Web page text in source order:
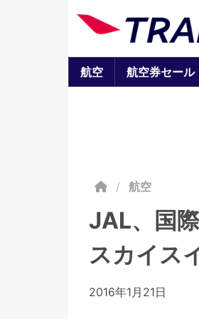
航空 航空券セール
/ 航空
JAL、国
スカイス
2016年1月21日